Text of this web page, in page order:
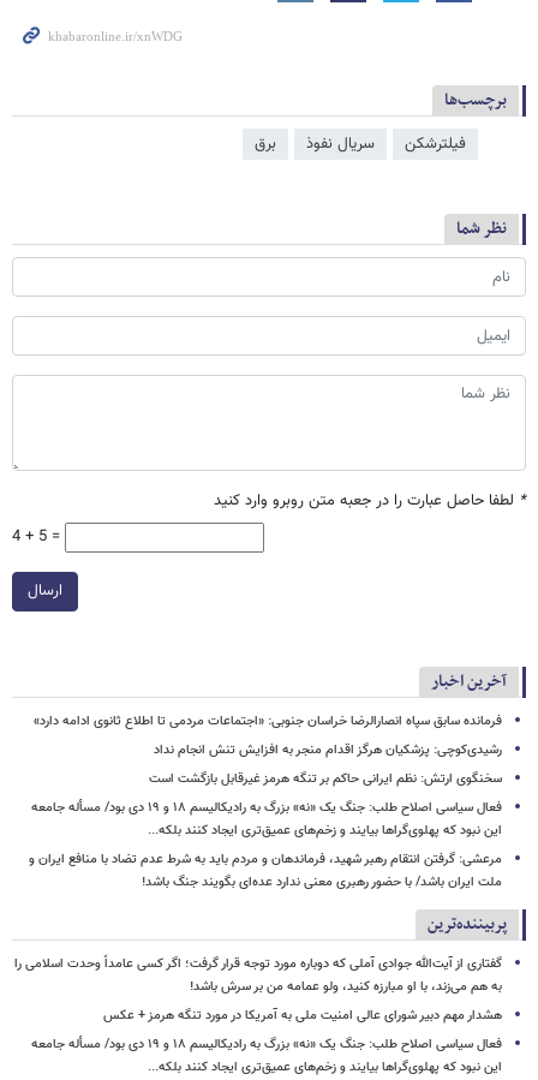
برچسب‌ها
فیلترشکن سریال نفوذ برق
نظر شما
* لطفا حاصل عبارت را در جعبه متن روبرو وارد کنید
4 + 5 =
ارسال
آخرین اخبار
فرمانده سابق سپاه انصارالرضا خراسان جنوبی: «اجتماعات مردمی تا اطلاع ثانوی ادامه دارد»
رشیدی‌کوچی: پزشکیان هرگز اقدام منجر به افزایش تنش انجام نداد
سخنگوی ارتش: نظم ایرانی حاکم بر تنگه هرمز غیرقابل بازگشت است
فعال سیاسی اصلاح طلب: جنگ یک «نه» بزرگ به رادیکالیسم ۱۸ و ۱۹ دی بود/ مسأله جامعه
این نبود که پهلوی‌گراها بیایند و زخم‌های عمیق‌تری ایجاد کنند بلکه...
مرعشی: گرفتن انتقام رهبر شهید، فرماندهان و مردم باید به شرط عدم تضاد با منافع ایران و
ملت ایران باشد/ با حضور رهبری معنی ندارد عده‌ای بگویند جنگ باشد!
پربیننده‌ترین
گفتاری از آیت‌الله جوادی آملی که دوباره مورد توجه قرار گرفت؛ اگر کسی عامداً وحدت اسلامی را
به هم می‌زند، با او مبارزه کنید، ولو عمامه من بر سرش باشد!
هشدار مهم دبیر شورای عالی امنیت ملی به آمریکا در مورد تنگه هرمز + عکس
فعال سیاسی اصلاح طلب: جنگ یک «نه» بزرگ به رادیکالیسم ۱۸ و ۱۹ دی بود/ مسأله جامعه
این نبود که پهلوی‌گراها بیایند و زخم‌های عمیق‌تری ایجاد کنند بلکه...